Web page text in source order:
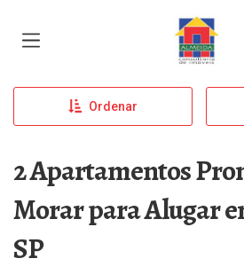
Página
Ordenar
2 Apartamentos
Morar para Alugar
SP